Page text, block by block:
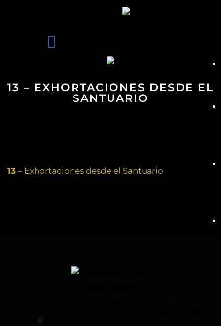
13 – EXHORTACIONES DESDE EL
SANTUARIO
13 – Exhortaciones desde el Santuario